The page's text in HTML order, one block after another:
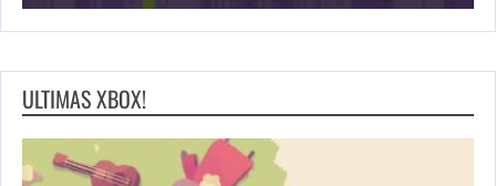
ULTIMAS XBOX!